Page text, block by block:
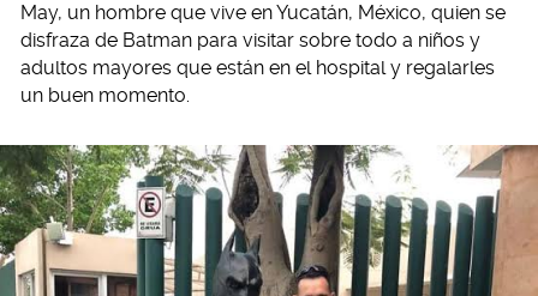
May, un hombre que vive en Yucatán, México, quien se
disfraza de Batman para visitar sobre todo a niños y
adultos mayores que están en el hospital y regalarles
un buen momento.